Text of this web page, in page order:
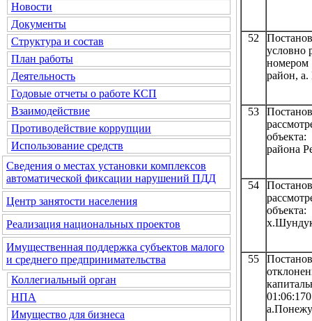
Новости
Документы
Структура и состав
План работы
Деятельность
Годовые отчеты о работе КСП
Взаимодействие
Противодействие коррупции
Использование средств
Сведения о местах установки комплексов
автоматической фиксации нарушений ПДД
Центр занятости населения
Реализация национальных проектов
Имущественная поддержка субъектов малого
и среднего предпринимательства
Коллегиальный орган
НПА
Имущество для бизнеса
52
условно
номером
район,
53
района
54
55